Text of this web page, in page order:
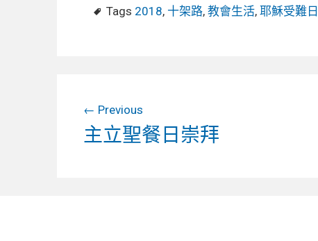
Tags 2018, 十架路, 教會生活, 耶穌受難日
Previous
Previous
post:
主立聖餐日崇拜